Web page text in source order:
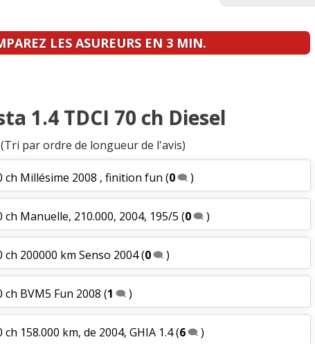
LES ASUREURS EN 3 MIN.
1.4 TDCI 70 ch Diesel
(Tri par ordre de longueur de l'avis)
ch Millésime 2008 , finition fun (0 )
ch Manuelle, 210.000, 2004, 195/5 (0 )
ch 200000 km Senso 2004(0 )
ch BVM5 Fun 2008 (1 )
ch 158.000 km, de 2004, GHIA 1.4(6 )